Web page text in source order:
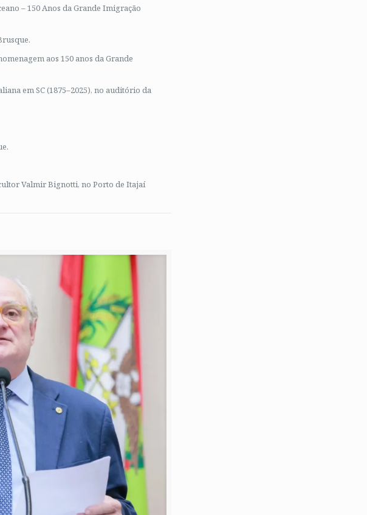
– 150 Anos da Grande Imigração
aos 150 anos da Grande
em SC (1875–2025), no auditório da
Valmir Bignotti, no Porto de Itajaí